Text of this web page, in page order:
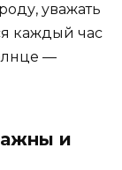
уважать
каждый час
—
и